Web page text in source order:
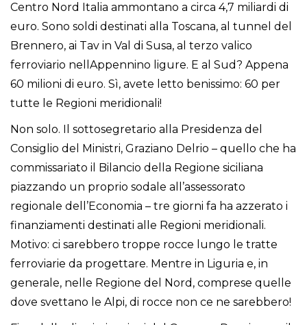
Centro Nord Italia ammontano a circa 4,7 miliardi di
euro. Sono soldi destinati alla Toscana, al tunnel del
Brennero, ai Tav in Val di Susa, al terzo valico
ferroviario nellAppennino ligure. E al Sud? Appena
60 milioni di euro. Sì, avete letto benissimo: 60 per
tutte le Regioni meridionali!
Non solo. Il sottosegretario alla Presidenza del
Consiglio del Ministri, Graziano Delrio – quello che ha
commissariato il Bilancio della Regione siciliana
piazzando un proprio sodale all’assessorato
regionale dell’Economia – tre giorni fa ha azzerato i
finanziamenti destinati alle Regioni meridionali.
Motivo: ci sarebbero troppe rocce lungo le tratte
ferroviarie da progettare. Mentre in Liguria e, in
generale, nelle Regione del Nord, comprese quelle
dove svettano le Alpi, di rocce non ce ne sarebbero!